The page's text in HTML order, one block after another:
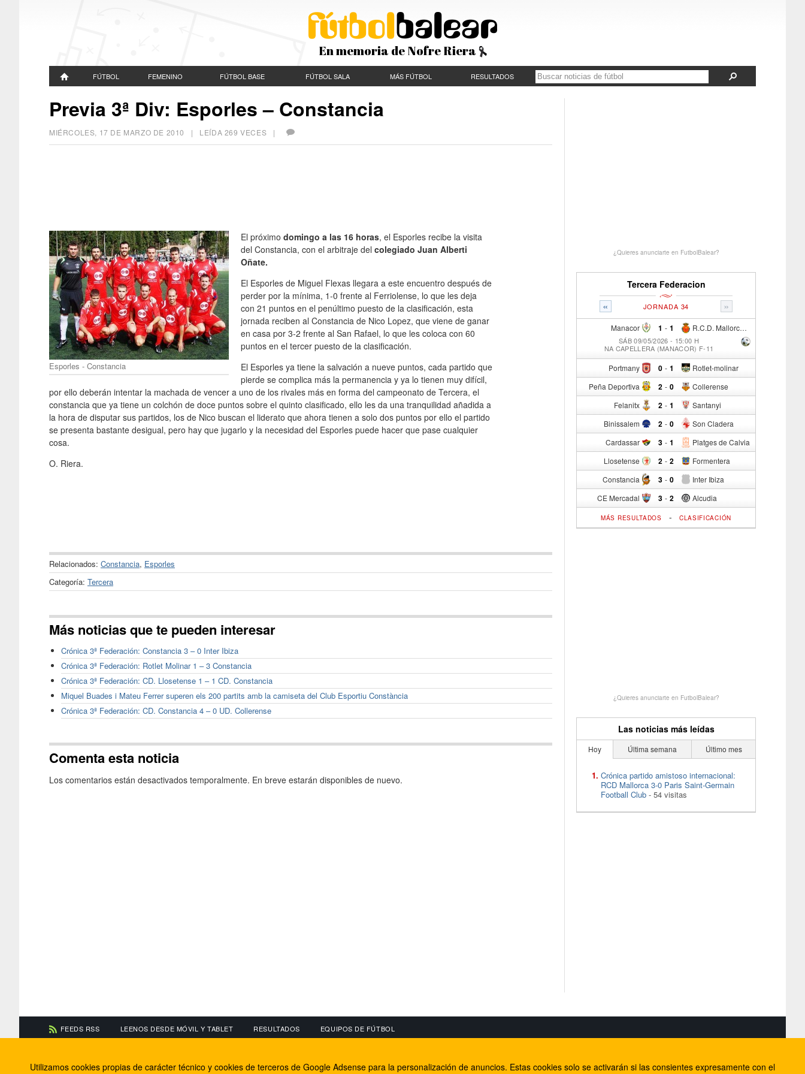
En memoria de Nofre Riera
FÚTBOL FEMENINO FÚTBOL BASE FÚTBOL SALA MÁS FÚTBOL RESULTADOS
Previa 3ª Div: Esporles – Constancia
MIÉRCOLES, 17 DE MARZO DE 2010 | LEÍDA 269 VECES |
Esporles - Constancia
El próximo domingo a las 16 horas, el Esporles recibe la visita
del Constancia, con el arbitraje del colegiado Juan Alberti
Oñate.
El Esporles de Miguel Flexas llegara a este encuentro después de
perder por la mínima, 1-0 frente al Ferriolense, lo que les deja
con 21 puntos en el penúltimo puesto de la clasificación, esta
jornada reciben al Constancia de Nico Lopez, que viene de ganar
en casa por 3-2 frente al San Rafael, lo que les coloca con 60
puntos en el tercer puesto de la clasificación.
El Esporles ya tiene la salvación a nueve puntos, cada partido que
pierde se complica más la permanencia y ya lo tienen muy difícil,
por ello deberán intentar la machada de vencer a uno de los rivales más en forma del campeonato de Tercera, el
constancia que ya tiene un colchón de doce puntos sobre el quinto clasificado, ello les da una tranquilidad añadida a
la hora de disputar sus partidos, los de Nico buscan el liderato que ahora tienen a solo dos puntos por ello el partido
se presenta bastante desigual, pero hay que jugarlo y la necesidad del Esporles puede hacer que pase cualquier
cosa.
O. Riera.
Relacionados: Constancia, Esporles
Categoría: Tercera
Más noticias que te pueden interesar
Crónica 3ª Federación: Constancia 3 – 0 Inter Ibiza
Crónica 3ª Federación: Rotlet Molinar 1 – 3 Constancia
Crónica 3ª Federación: CD. Llosetense 1 – 1 CD. Constancia
Miquel Buades i Mateu Ferrer superen els 200 partits amb la camiseta del Club Esportiu Constància
Crónica 3ª Federación: CD. Constancia 4 – 0 UD. Collerense
Comenta esta noticia
Los comentarios están desactivados temporalmente. En breve estarán disponibles de nuevo.
¿Quieres anunciarte en FutbolBalear?
Tercera Federacion
« »
JORNADA 34
Manacor 1 - R.C.D. Mallorca Sad "B"
1
SÁB 09/05/2026 - 15:00 H
NA CAPELLERA (MANACOR) F-11
Portmany 0 - Rotlet-molinar
1
Peña Deportiva 2 - Collerense
0
Felanitx 2 - Santanyi
1
Binissalem 2 - Son Cladera
0
Cardassar 3 - Platges de Calvia
1
Llosetense 2 - Formentera
2
Constancia 3 - Inter Ibiza
0
CE Mercadal 3 - Alcudia
2
MÁS RESULTADOS - CLASIFICACIÓN
¿Quieres anunciarte en FutbolBalear?
Las noticias más leídas
Hoy Última semana Último mes
Crónica partido amistoso internacional:
RCD Mallorca 3-0 Paris Saint-Germain
Football Club - 54 visitas
FEEDS RSS LEENOS DESDE MÓVIL Y TABLET RESULTADOS EQUIPOS DE FÚTBOL
Información de contacto
El equipo de FútbolBalear
Facebook
Internet Rural Mallorca
Utilizamos cookies propias de carácter técnico y cookies de terceros de Google Adsense para la personalización de anuncios. Estas cookies solo se activarán si las consientes expresamente con el